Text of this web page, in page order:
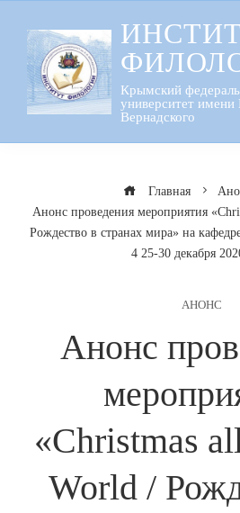
содержанию
Крымский
университет
Вернадского
Главная
Анонс проведения мероприятия
Рождество в странах мира» на
4 25-30 декабря
АНОНС
Анонс
«Christmas
World /